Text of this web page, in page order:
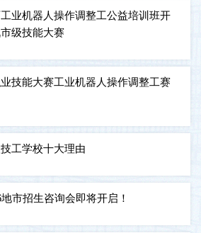
业机器人操作调整工公益培训班开
级技能大赛
技能大赛工业机器人操作调整工赛
工学校十大理由
市招生咨询会即将开启！